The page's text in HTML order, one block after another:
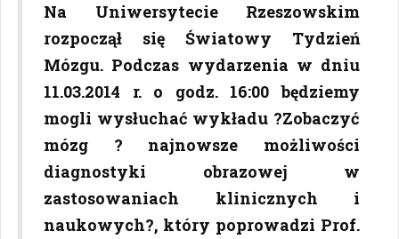
Na Uniwersytecie Rzeszowskim
rozpoczął się Światowy Tydzień
Mózgu. Podczas wydarzenia w dniu
11.03.2014 r. o godz. 16:00 będziemy
mogli wysłuchać wykładu ?Zobaczyć
mózg ? najnowsze możliwości
diagnostyki obrazowej w
zastosowaniach klinicznych i
naukowych?, który poprowadzi Prof.